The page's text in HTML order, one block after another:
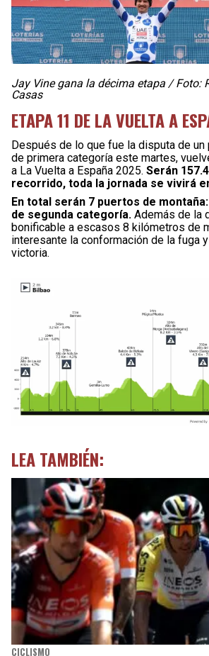
Jay Vine gana la décima etapa / Foto:
Casas
ETAPA 11 DE LA VUELTA A
Después de lo que fue la disputa de un
de primera categoría este martes,
a La Vuelta a España 2025. Serán
recorrido, toda la jornada se vivirá
En total serán 7 puertos de
de segunda categoría. Además de la
bonificable a escasos 8 kilómetros de
interesante la conformación de la fuga
victoria.
LEA TAMBIÉN:
CICLISMO